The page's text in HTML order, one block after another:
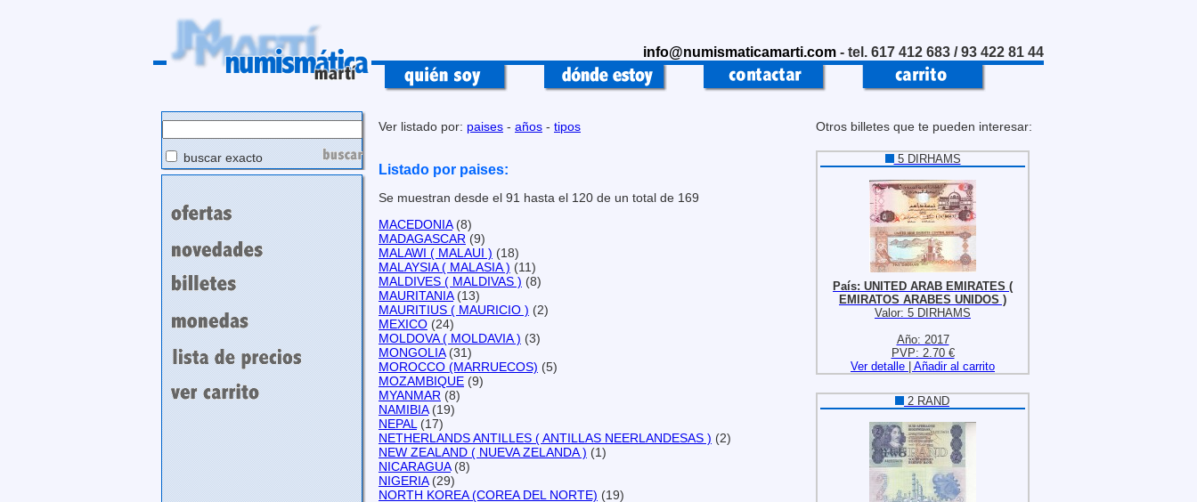
info@numismaticamarti.com - tel. 617 412 683 / 93 422 81 44
buscar exacto
Ver listado por: paises - años - tipos
Listado por paises:
Se muestran desde el 91 hasta el 120 de un total de 169
MACEDONIA(8)
MADAGASCAR (9)
MALAWI ( MALAUI ) (18)
MALAYSIA ( MALASIA ) (11)
MALDIVES ( MALDIVAS ) (8)
MAURITANIA(13)
MAURITIUS ( MAURICIO ) (2)
MEXICO (24)
MOLDOVA ( MOLDAVIA ) (3)
MONGOLIA(31)
MOROCCO (MARRUECOS) (5)
MOZAMBIQUE (9)
MYANMAR (8)
NAMIBIA(19)
NEPAL (17)
NETHERLANDS ANTILLES ( ANTILLAS NEERLANDESAS ) (2)
NEW ZEALAND ( NUEVA ZELANDA ) (1)
NICARAGUA(8)
NIGERIA(29)
NORTH KOREA (COREA DEL NORTE) (19)
Otros billetes que te pueden interesar:
5 DIRHAMS
País: UNITED ARAB EMIRATES (
EMIRATOS ARABES UNIDOS )
Valor: 5 DIRHAMS
Año: 2017
PVP: 2.70 €
Ver detalle
Añadir al carrito
2 RAND